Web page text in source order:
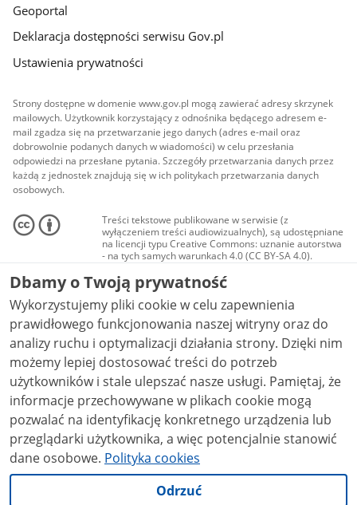
Geoportal
Deklaracja dostępności serwisu Gov.pl
Ustawienia prywatności
Strony dostępne w domenie www.gov.pl mogą zawierać adresy skrzynek
mailowych. Użytkownik korzystający z odnośnika będącego adresem e-
mail zgadza się na przetwarzanie jego danych (adres e-mail oraz
dobrowolnie podanych danych w wiadomości) w celu przesłania
odpowiedzi na przesłane pytania. Szczegóły przetwarzania danych przez
każdą z jednostek znajdują się w ich politykach przetwarzania danych
osobowych.
Treści tekstowe publikowane w serwisie (z
wyłączeniem treści audiowizualnych), są udostępniane
na licencji typu Creative Commons: uznanie autorstwa
- na tych samych warunkach 4.0 (CC BY-SA 4.0).
Materiały audiowizualne, w tym zdjęcia, materiały
audio i wideo, są udostępniane na licencji typu
Creative Commons: uznanie autorstwa użycie
niekomercyjne - bez utworów zależnych 4.0 (CC BY-
NC-ND 4.0), o ile nie jest to stwierdzone inaczej.
Dbamy o Twoją prywatność
Wykorzystujemy pliki cookie w celu zapewnienia
prawidłowego funkcjonowania naszej witryny oraz do
analizy ruchu i optymalizacji działania strony. Dzięki nim
możemy lepiej dostosować treści do potrzeb
użytkowników i stale ulepszać nasze usługi. Pamiętaj, że
informacje przechowywane w plikach cookie mogą
pozwalać na identyfikację konkretnego urządzenia lub
przeglądarki użytkownika, a więc potencjalnie stanowić
dane osobowe. Polityka cookies
Odrzuć